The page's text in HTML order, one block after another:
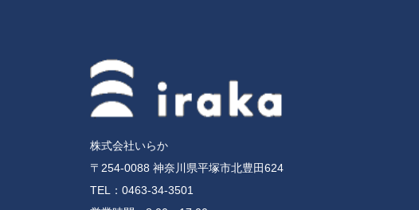
株式会社いらか
〒254-0088 神奈川県平塚市北豊田624
TEL： 0463-34-3501